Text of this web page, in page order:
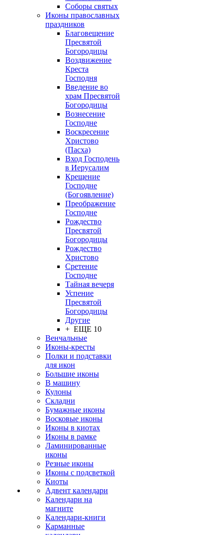
Соборы святых
Иконы православных
праздников
Благовещение
Пресвятой
Богородицы
Воздвижение
Креста
Господня
Введение во
храм Пресвятой
Богородицы
Вознесение
Господне
Воскресение
Христово
(Пасха)
Вход Господень
в Иерусалим
Крещение
Господне
(Богоявление)
Преображение
Господне
Рождество
Пресвятой
Богородицы
Рождество
Христово
Сретение
Господне
Тайная вечеря
Успение
Пресвятой
Богородицы
Другие
+ ЕЩЕ 10
Венчальные
Иконы-кресты
Полки и подставки
для икон
Большие иконы
В машину
Кулоны
Складни
Бумажные иконы
Восковые иконы
Иконы в киотах
Иконы в рамке
Ламинированные
иконы
Резные иконы
Иконы с подсветкой
Киоты
Адвент календари
Календари на
магните
Календари-книги
Карманные